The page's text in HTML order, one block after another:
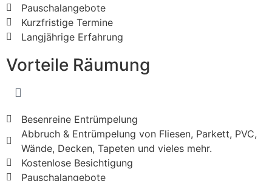
Pauschalangebote
Kurzfristige Termine
Langjährige Erfahrung
Vorteile Räumung
Besenreine Entrümpelung
Abbruch & Entrümpelung von Fliesen, Parkett, PVC,
Wände, Decken, Tapeten und vieles mehr.
Kostenlose Besichtigung
Pauschalangebote